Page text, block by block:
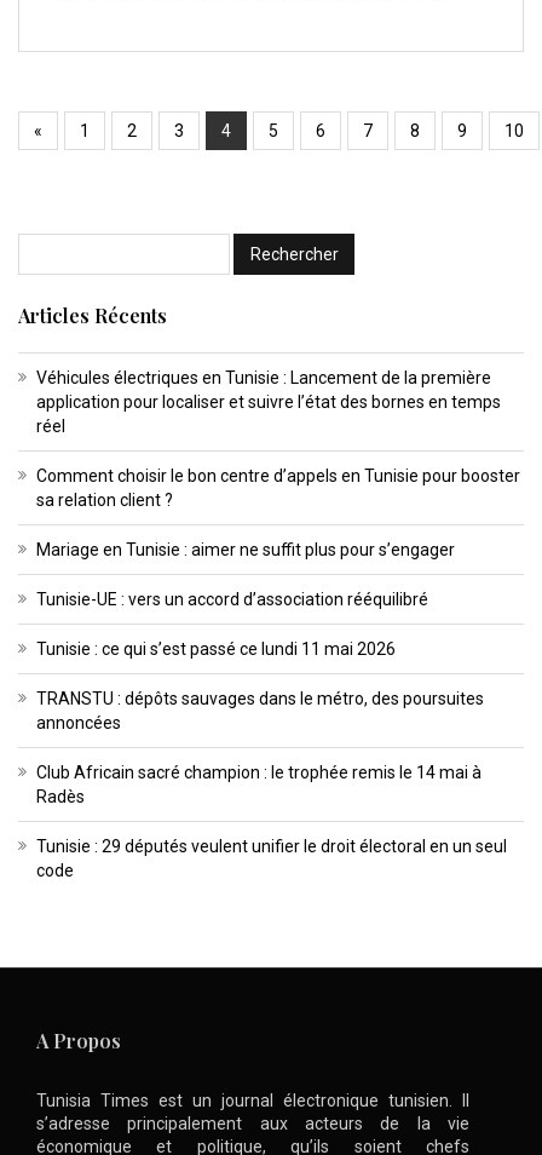
« 1 2 3 4 5 6 7 8 9 10
Articles Récents
Véhicules électriques en Tunisie : Lancement de la première
application pour localiser et suivre l’état des bornes en temps
réel
Comment choisir le bon centre d’appels en Tunisie pour booster
sa relation client ?
Mariage en Tunisie : aimer ne suffit plus pour s’engager
Tunisie-UE : vers un accord d’association rééquilibré
Tunisie : ce qui s’est passé ce lundi 11 mai 2026
TRANSTU : dépôts sauvages dans le métro, des poursuites
annoncées
Club Africain sacré champion : le trophée remis le 14 mai à
Radès
Tunisie : 29 députés veulent unifier le droit électoral en un seul
code
A Propos
Tunisia Times est un journal électronique tunisien. Il
s’adresse principalement aux acteurs de la vie
économique et politique, qu’ils soient chefs